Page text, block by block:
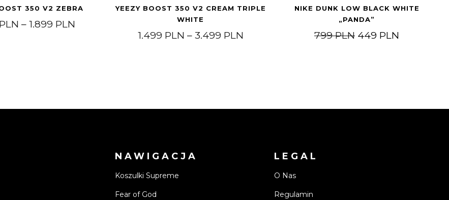
do 499 PLN
350 V2 ZEBRA
PLN – 1.899 PLN Zakres cen: od 1.399 PLN do 1.899 PLN
YEEZY BOOST 350 V2 CREAM TRIPLE
WHITE
1.499 PLN – 3.499 PLN Zakres cen: od 1.499 PLN do 3.499 PLN
NIKE DUNK LOW BLACK WHITE
„PANDA”
799PLN Pierwotna cena
449 PLN
NAWIGACJA
Koszulki Supreme
Fear of God
LEGAL
O Nas
Regulamin